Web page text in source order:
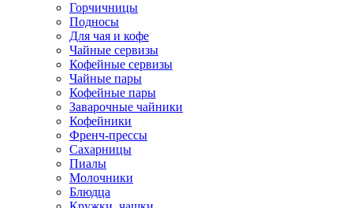
Горчичницы
Подносы
Для чая и кофе
Чайные сервизы
Кофейные сервизы
Чайные пары
Кофейные пары
Заварочные чайники
Кофейники
Френч-прессы
Сахарницы
Пиалы
Молочники
Блюдца